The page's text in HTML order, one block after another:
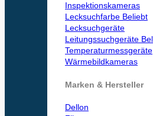
Inspektionskameras
Lecksuchfarbe
Lecksuchgeräte
Leitungssuchgeräte
Temperaturmessgeräte
Wärmebildkameras
Marken & Hersteller
Dellon